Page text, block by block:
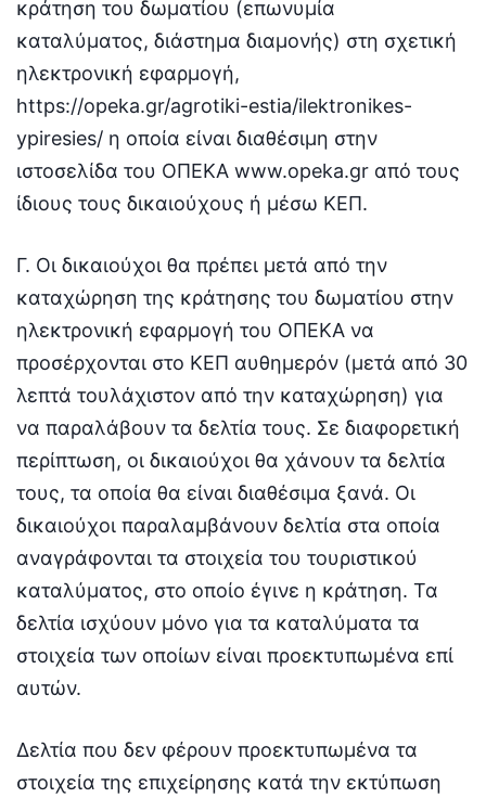
κράτηση του δωματίου (επωνυμία
καταλύματος, διάστημα διαμονής) στη σχετική
ηλεκτρονική εφαρμογή,
https://opeka.gr/agrotiki-estia/ilektronikes-
ypiresies/ η οποία είναι διαθέσιμη στην
ιστοσελίδα του ΟΠΕΚΑ www.opeka.gr από τους
ίδιους τους δικαιούχους ή μέσω ΚΕΠ.
Γ. Οι δικαιούχοι θα πρέπει μετά από την
καταχώρηση της κράτησης του δωματίου στην
ηλεκτρονική εφαρμογή του ΟΠΕΚΑ να
προσέρχονται στο ΚΕΠ αυθημερόν (μετά από 30
λεπτά τουλάχιστον από την καταχώρηση) για
να παραλάβουν τα δελτία τους. Σε διαφορετική
περίπτωση, οι δικαιούχοι θα χάνουν τα δελτία
τους, τα οποία θα είναι διαθέσιμα ξανά. Οι
δικαιούχοι παραλαμβάνουν δελτία στα οποία
αναγράφονται τα στοιχεία του τουριστικού
καταλύματος, στο οποίο έγινε η κράτηση. Τα
δελτία ισχύουν μόνο για τα καταλύματα τα
στοιχεία των οποίων είναι προεκτυπωμένα επί
αυτών.
Δελτία που δεν φέρουν προεκτυπωμένα τα
στοιχεία της επιχείρησης κατά την εκτύπωση